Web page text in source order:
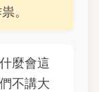
。
麼會這
不講大